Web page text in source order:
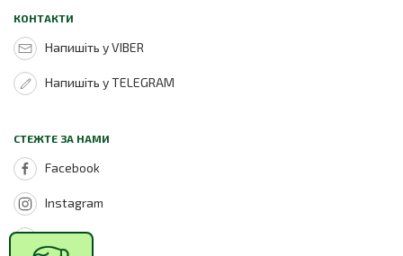
КОНТАКТИ
Напишіть у VIBER
Напишіть у TELEGRAM
СТЕЖТЕ ЗА НАМИ
Facebook
Instagram
Youtube